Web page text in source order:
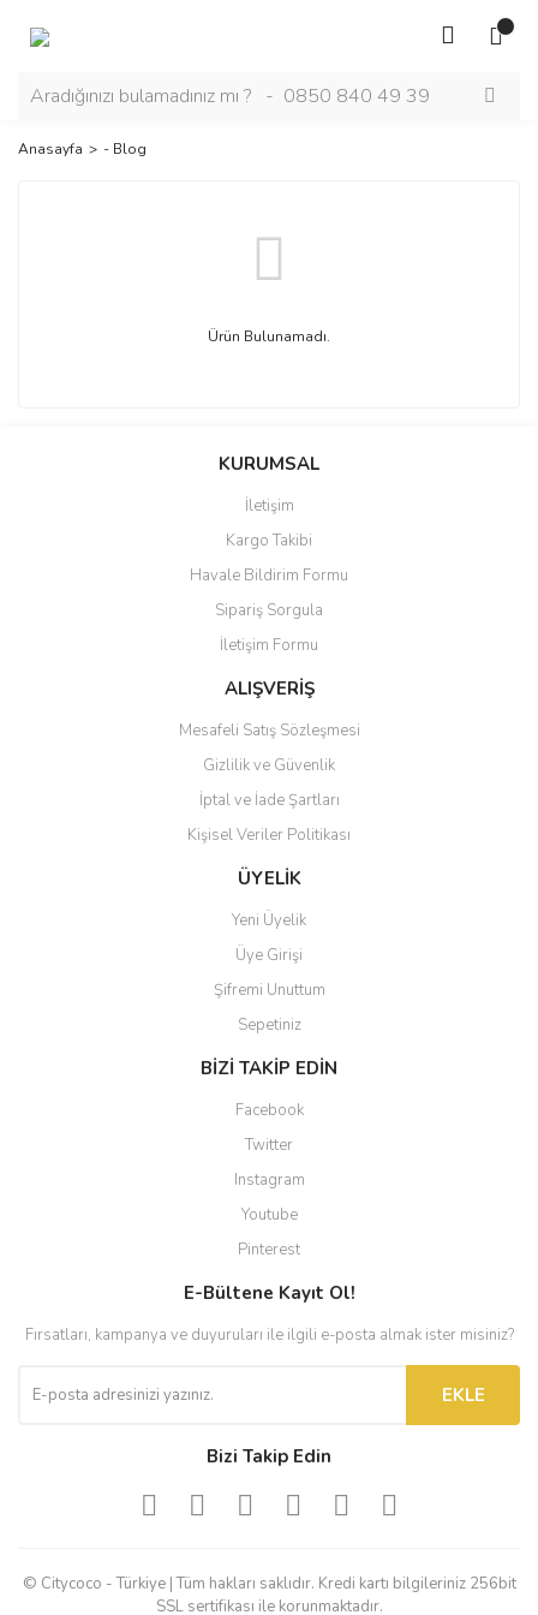
Anasayfa - Blog
Ürün Bulunamadı.
KURUMSAL
İletişim
Kargo Takibi
Havale Bildirim Formu
Sipariş Sorgula
İletişim Formu
ALIŞVERİŞ
Mesafeli Satış Sözleşmesi
Gizlilik ve Güvenlik
İptal ve İade Şartları
Kişisel Veriler Politikası
ÜYELİK
Yeni Üyelik
Üye Girişi
Şifremi Unuttum
Sepetiniz
BİZİ TAKİP EDİN
Facebook
Twitter
Instagram
Youtube
Pinterest
E-Bültene Kayıt Ol!
Fırsatları, kampanya ve duyuruları ile ilgili e-posta almak ister misiniz?
EKLE
Bizi Takip Edin
© Citycoco - Türkiye | Tüm hakları saklıdır. Kredi kartı bilgileriniz 256bit
SSL sertifikası ile korunmaktadır.